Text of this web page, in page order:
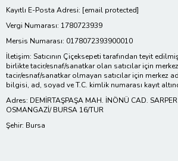
Kayıtlı E-Posta Adresi: [email protected]
Vergi Numarası: 1780723939
Mersis Numarası: 0178072393900010
İletişim: Satıcının Çiçeksepeti tarafından teyit
birlikte tacir/esnaf/sanatkar olan satıcılar için
tacir/esnaf/sanatkar olmayan satıcılar için merkez
bilgisi, ad, soyad ve T.C. kimlik numarası kayıt
Adres: DEMİRTAŞPAŞA MAH. İNÖNÜ CAD.
OSMANGAZİ/ BURSA 16/TUR
Şehir: Bursa